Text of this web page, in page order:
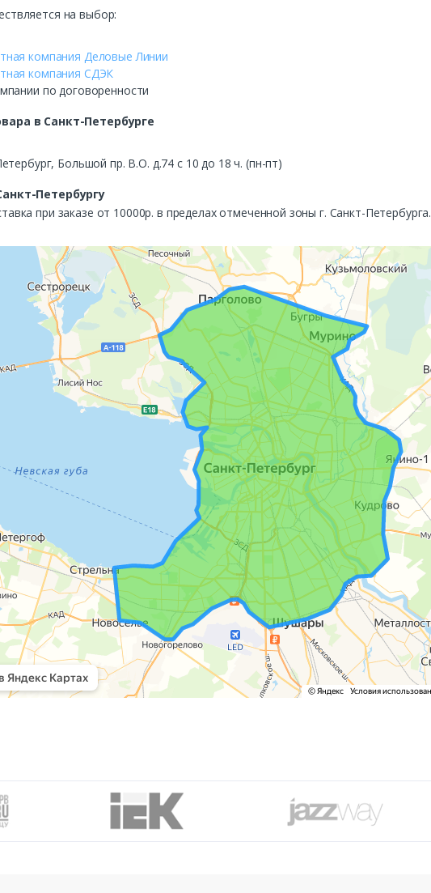
на выбор:
компания Деловые Линии
компания СДЭК
по договоренности
в Санкт-Петербурге
Большой пр. В.О. д.74 с 10 до 18 ч. (пн-пт)
Петербургу
при заказе от 10000р. в пределах отмеченной зоны г. Санкт-Петербурга.